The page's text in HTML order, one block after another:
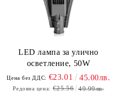
LED лампа за улично
осветление, 50W
Цена без ДДС: €23.01 45.00лв.
Редовна цена: €25.56 49.99лв.